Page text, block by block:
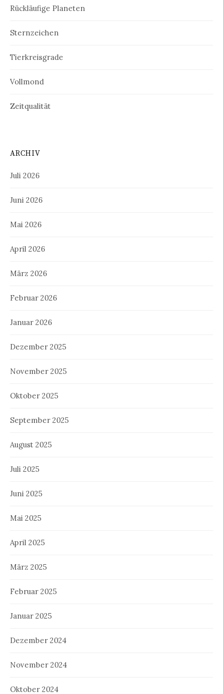
Rückläufige Planeten
Sternzeichen
Tierkreisgrade
Vollmond
Zeitqualität
ARCHIV
Juli 2026
Juni 2026
Mai 2026
April 2026
März 2026
Februar 2026
Januar 2026
Dezember 2025
November 2025
Oktober 2025
September 2025
August 2025
Juli 2025
Juni 2025
Mai 2025
April 2025
März 2025
Februar 2025
Januar 2025
Dezember 2024
November 2024
Oktober 2024